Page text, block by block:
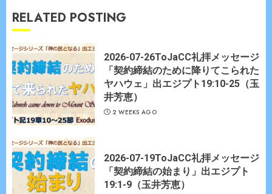
RELATED POSTING
2026-07-26ToJaCC礼拝メッセージ
「契約締結のために降りてこられた
ヤハウェ」出エジプト19:10-25（玉
井芳恵）
2 WEEKS AGO
2026-07-19ToJaCC礼拝メッセージ
「契約締結の始まり」出エジプト
19:1-9（玉井芳恵）